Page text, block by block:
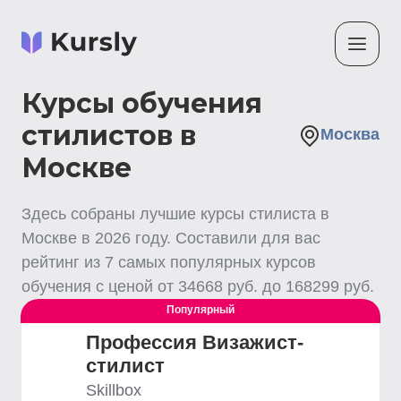
Курсы обучения
стилистов в
Москве
Москва
Здесь собраны лучшие курсы стилиста в
Москве в 2026 году. Составили для вас
рейтинг из 7 самых популярных курсов
обучения с ценой от 34668 руб. до 168299 руб.
Популярный
Профессия Визажист-
стилист
Skillbox